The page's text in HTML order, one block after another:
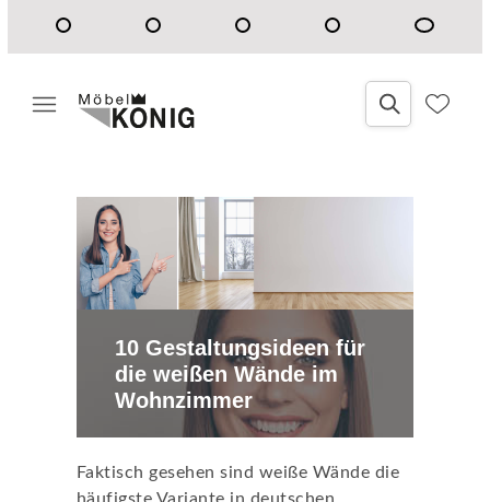
10 Gestaltungsideen für
die weißen Wände im
Wohnzimmer
Faktisch gesehen sind weiße Wände die
häufigste Variante in deutschen